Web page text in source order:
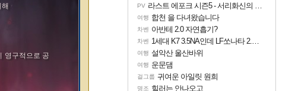
영구적으로 공
PV 라스트 에포크 시즌5 - 서리화신의 분노 티저
여행 합천 을 다녀왔습니다
차벤 아반테 2.0 자연흡기?
차벤 1세대 K7 3.5NA인데 LF쏘나타 2.0NA 기변하면 유류비 절약이 얼마나 될까요..?
여행 설악산 울산바위
여행 운문댐
걸그룹 귀여운 아일릿 원희
명조 힐러는 안나오고